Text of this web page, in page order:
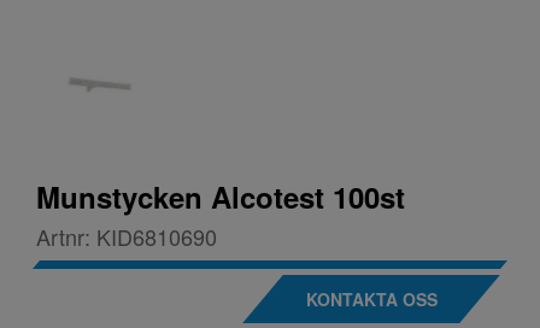
Munstycken Alcotest 100st
Artnr: KID6810690
KONTAKTA OSS